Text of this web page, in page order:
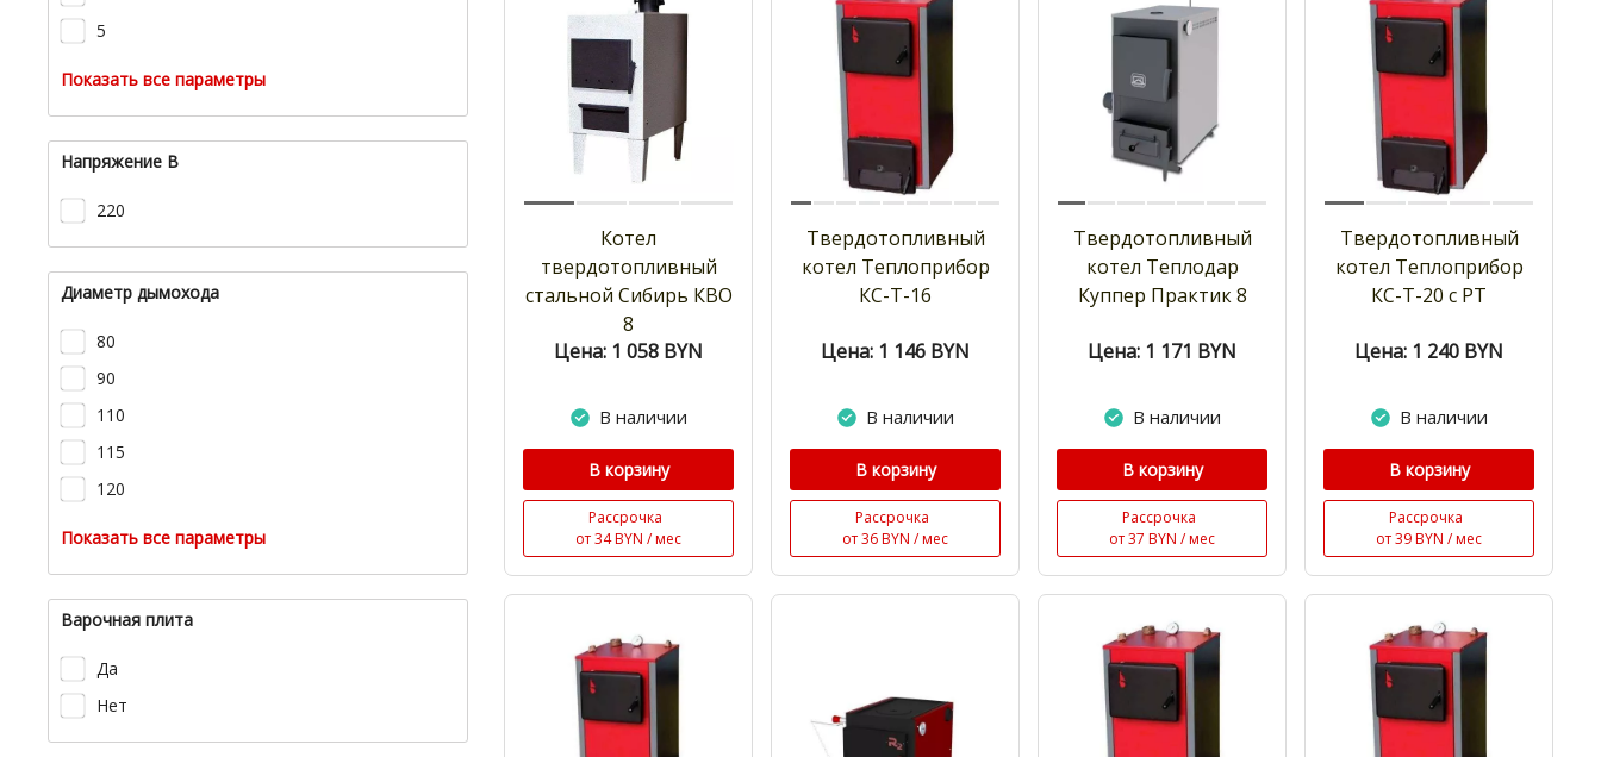
5
Показать все параметры
Напряжение В
220
Диаметр дымохода
80
90
110
115
120
Показать все параметры
Варочная плита
Да
Нет
Котел
твердотопливный
стальной Сибирь КВО
8
Цена: 1 058 BYN
В наличии
В корзину
Рассрочка
от 34 BYN / мес
Твердотопливный
котел Теплоприбор
КС-Т-16
Цена: 1 146 BYN
В наличии
В корзину
Рассрочка
от 36 BYN / мес
Твердотопливный
котел Теплодар
Куппер Практик 8
Цена: 1 171 BYN
В наличии
В корзину
Рассрочка
от 37 BYN / мес
Твердотопливный
котел Теплоприбор
КС-Т-20 с РТ
Цена: 1 240 BYN
В наличии
В корзину
Рассрочка
от 39 BYN / мес